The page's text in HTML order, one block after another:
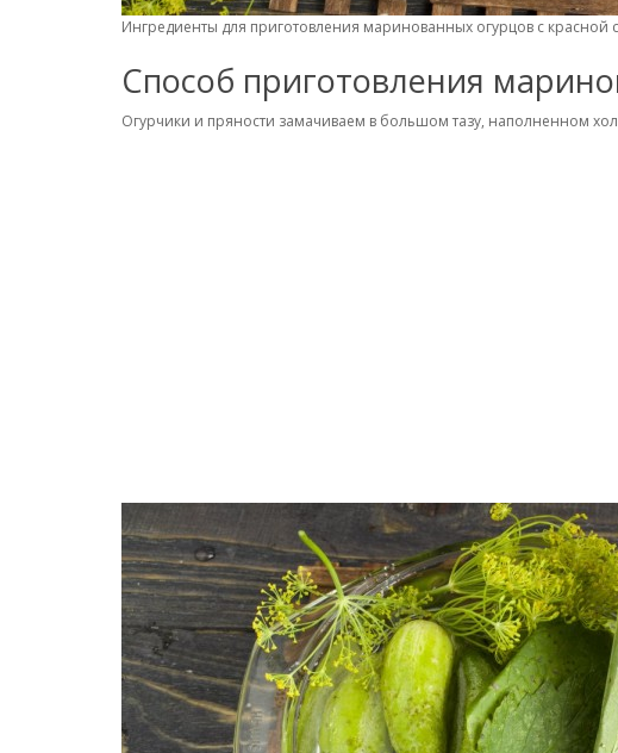
Ингредиенты для приготовления маринованных огурцов с
Способ приготовления
Огурчики и пряности замачиваем в большом тазу, наполненном